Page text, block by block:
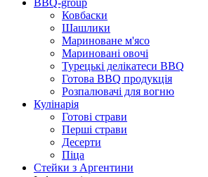
BBQ-group
Ковбаски
Шашлики
Мариноване м'ясо
Мариновані овочі
Турецькі делікатеси BBQ
Готова BBQ продукція
Розпалювачі для вогню
Кулінарія
Готові страви
Перші страви
Десерти
Піца
Стейки з Аргентини